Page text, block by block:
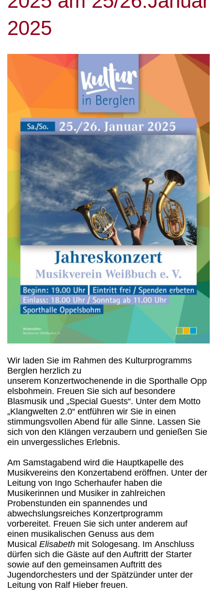
2025
Wir laden Sie im Rahmen des Kulturprogramms
Berglen herzlich zu
unserem Konzertwochenende in die Sporthalle Opp
elsbohmein. Freuen Sie sich auf besondere
Blasmusik und „Special Guests“. Unter dem Motto
„Klangwelten 2.0“ entführen wir Sie in einen
stimmungsvollen Abend für alle Sinne. Lassen Sie
sich von den Klängen verzaubern und genießen Sie
ein unvergessliches Erlebnis.
Am Samstagabend wird die Hauptkapelle des
Musikvereins den Konzertabend eröffnen. Unter der
Leitung von Ingo Scherhaufer haben die
Musikerinnen und Musiker in zahlreichen
Probenstunden ein spannendes und
abwechslungsreiches Konzertprogramm
vorbereitet. Freuen Sie sich unter anderem auf
einen musikalischen Genuss aus dem
Musical Elisabeth mit Sologesang. Im Anschluss
dürfen sich die Gäste auf den Auftritt der Starter
sowie auf den gemeinsamen Auftritt des
Jugendorchesters und der Spätzünder unter der
Leitung von Ralf Hieber freuen.